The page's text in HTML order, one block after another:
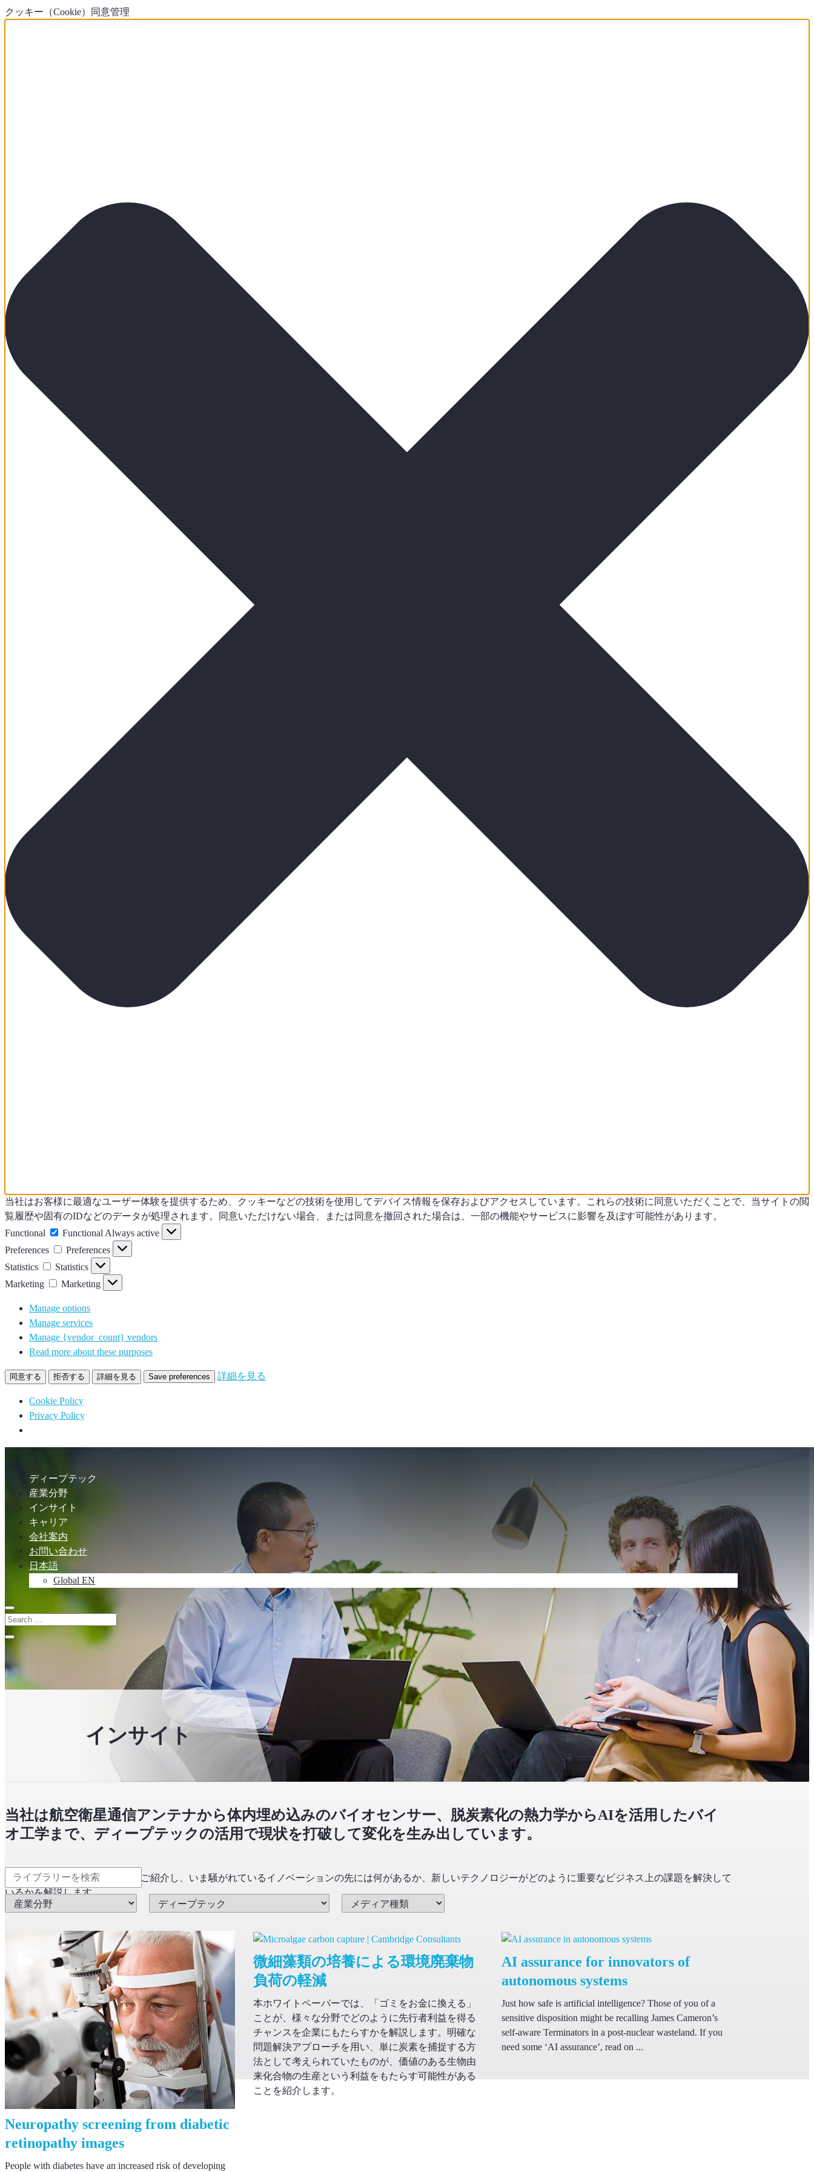
クッキー（Cookie）同意管理
当社はお客様に最適なユーザー体験を提供するため、クッキーなどの技術を使用してデバイス情報を保存およびアクセスしています。これらの技術に同意いただくことで、当サイトの閲
覧履歴や固有のIDなどのデータが処理されます。同意いただけない場合、または同意を撤回された場合は、一部の機能やサービスに影響を及ぼす可能性があります。
Functional
Functional Always active
Preferences
Preferences
Statistics
Statistics
Marketing
Marketing
Manage options
Manage services
Manage {vendor_count} vendors
Read more about these purposes
同意する 拒否する 詳細を見る Save preferences 詳細を見る
Cookie Policy
Privacy Policy
ディープテック
産業分野
インサイト
キャリア
会社案内
お問い合わせ
日本語
Global EN
インサイト
当社は航空衛星通信アンテナから体内埋め込みのバイオセンサー、脱炭素化の熱力学からAIを活用したバイ
オ工学まで、ディープテックの活用で現状を打破して変化を生み出しています。
最新の研究成果とインサイトをご紹介し、いま騒がれているイノベーションの先には何があるか、新しいテクノロジーがどのように重要なビジネス上の課題を解決して
いるかを解説します。
Neuropathy screening from diabetic
retinopathy images
People with diabetes have an increased risk of developing
微細藻類の培養による環境廃棄物
負荷の軽減
本ホワイトペーパーでは、「ゴミをお金に換える」
ことが、様々な分野でどのように先行者利益を得る
チャンスを企業にもたらすかを解説します。明確な
問題解決アプローチを用い、単に炭素を捕捉する方
法として考えられていたものが、価値のある生物由
来化合物の生産という利益をもたらす可能性がある
ことを紹介します。
AI assurance for innovators of
autonomous systems
Just how safe is artificial intelligence? Those of you of a
sensitive disposition might be recalling James Cameron’s
self-aware Terminators in a post-nuclear wasteland. If you
need some ‘AI assurance’, read on ...